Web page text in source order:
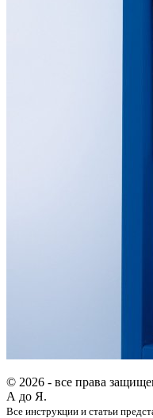
© 2026 - все права
А до Я.
Все инструкции и статьи